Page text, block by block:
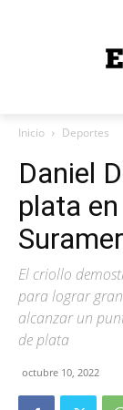
Inicio Deportes
Daniel
plata
El criollo
para lograr
alcanzar un
de plata
octubre 10, 2022